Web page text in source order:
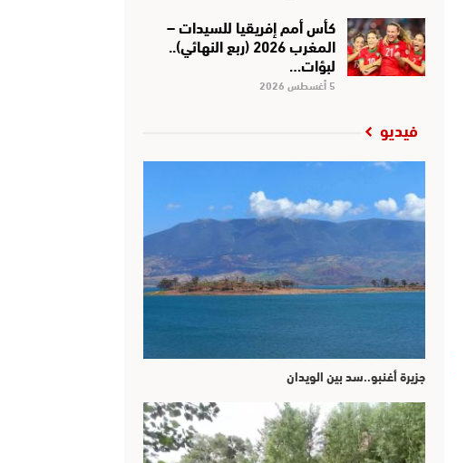
كأس أمم إفريقيا للسيدات –
المغرب 2026 (ربع النهائي)..
لبؤات…
5 أغسطس 2026
فيديو
جزيرة أغنبو..سد بين الويدان